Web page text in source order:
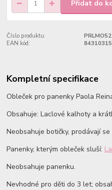
Přidat do
Číslo produktu:
EAN kód:
Kompletní specifikace
Obleček pro panenky Paola
Obsahuje: Laclové kalhoty a
Neobsahuje botičky, prodávají
Panenky, kterým obleček sluší:
Neobsahuje panenku.
Nevhodné pro děti do 3 let;